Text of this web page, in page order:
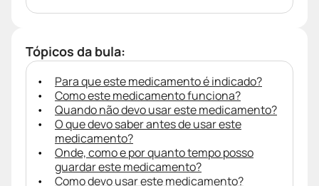
Tópicos da bula:
Para que este medicamento é indicado?
Como este medicamento funciona?
Quando não devo usar este medicamento?
O que devo saber antes de usar este
medicamento?
Onde, como e por quanto tempo posso
guardar este medicamento?
Como devo usar este medicamento?